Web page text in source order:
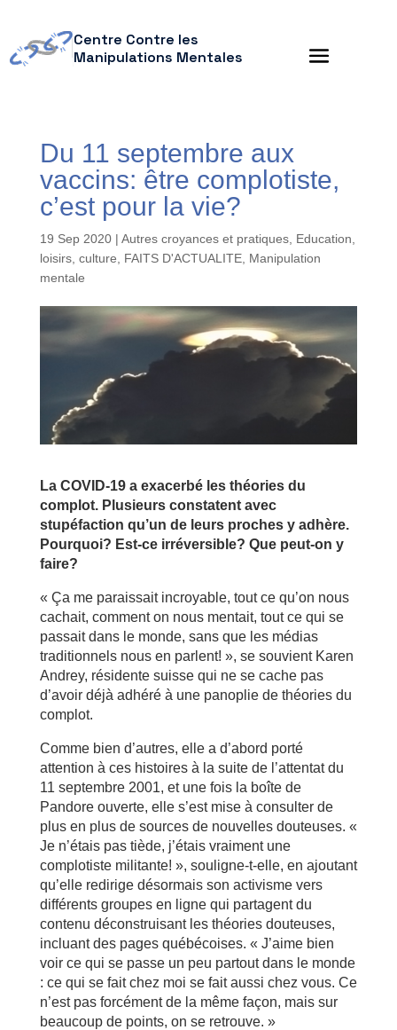
Centre Contre les
Manipulations Mentales
Du 11 septembre aux
vaccins: être complotiste,
c’est pour la vie?
19 Sep 2020| Autres croyances et pratiques, Education,
loisirs, culture
FAITS D'ACTUALITE, Manipulation
mentale
La COVID-19 a exacerbé les théories du
complot. Plusieurs constatent avec
stupéfaction qu’un de leurs proches y adhère.
Pourquoi? Est-ce irréversible? Que peut-on y
faire?
« Ça me paraissait incroyable, tout ce qu’on nous
cachait, comment on nous mentait, tout ce qui se
passait dans le monde, sans que les médias
traditionnels nous en parlent! », se souvient Karen
Andrey, résidente suisse qui ne se cache pas
d’avoir déjà adhéré à une panoplie de théories du
complot.
Comme bien d’autres, elle a d’abord porté
attention à ces histoires à la suite de l’attentat du
11 septembre 2001, et une fois la boîte de
Pandore ouverte, elle s’est mise à consulter de
plus en plus de sources de nouvelles douteuses. «
Je n’étais pas tiède, j’étais vraiment une
complotiste militante! », souligne-t-elle, en ajoutant
qu’elle redirige désormais son activisme vers
différents groupes en ligne qui partagent du
contenu déconstruisant les théories douteuses,
incluant des pages québécoises. « J’aime bien
voir ce qui se passe un peu partout dans le monde
: ce qui se fait chez moi se fait aussi chez vous. Ce
n’est pas forcément de la même façon, mais sur
beaucoup de points, on se retrouve. »